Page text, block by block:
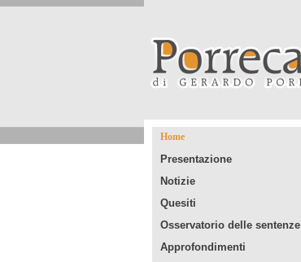
Home
Presentazione
Notizie
Quesiti
Osservatorio delle sentenze
Approfondimenti